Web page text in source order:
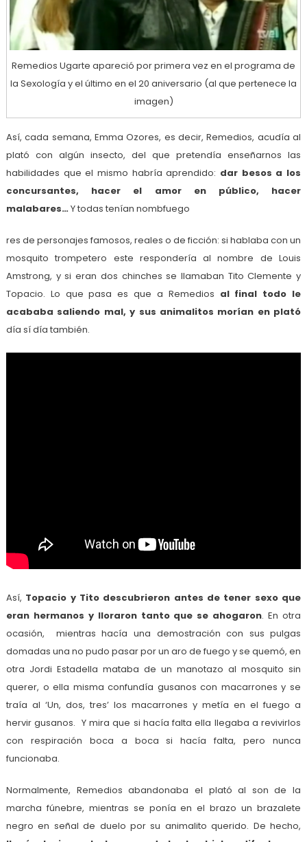
Remedios Ugarte apareció por primera vez en el programa de
la Sexología y el último en el 20 aniversario (al que pertenece la
imagen)
Así, cada semana, Emma Ozores, es decir, Remedios, acudía al
plató con algún insecto, del que pretendía enseñarnos las
habilidades que el mismo habría aprendido: dar besos a los
concursantes, hacer el amor en público, hacer
malabares…Y todas tenían nombfuego
res de personajes famosos, reales o de ficción: si hablaba con un
mosquito trompetero este respondería al nombre de Louis
Amstrong, y si eran dos chinches se llamaban Tito Clemente y
Topacio. Lo que pasa es que a Remedios al final todo le
acababa saliendo mal, y sus animalitos morían en plató
día sí día también.
Así, Topacio y Tito descubrieron antes de tener sexo que
eran hermanos y lloraron tanto que se ahogaron. En otra
ocasión, mientras hacía una demostración con sus pulgas
domadas una no pudo pasar por un aro de fuego y se quemó, en
otra Jordi Estadella mataba de un manotazo al mosquito sin
querer, o ella misma confundía gusanos con macarrones y se
traía al ‘Un, dos, tres’ los macarrones y metía en el fuego a
hervir gusanos. Y mira que si hacía falta ella llegaba a revivirlos
con respiración boca a boca si hacía falta, pero nunca
funcionaba.
Normalmente, Remedios abandonaba el plató al son de la
marcha fúnebre, mientras se ponía en el brazo un brazalete
negro en señal de duelo por su animalito querido. De hecho,